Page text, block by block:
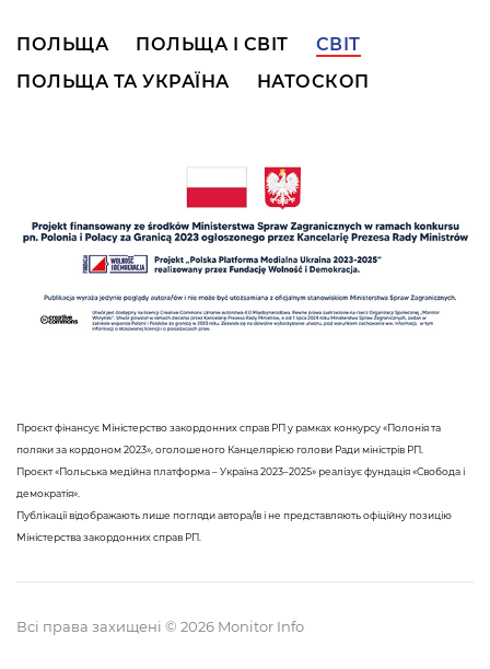
ПОЛЬЩА ПОЛЬЩА І СВІТ
СВІТ
ПОЛЬЩА ТА УКРАЇНА
НАТОСКОП
Проєкт фінансує Міністерство закордонних справ РП у рамках конкурсу «Полонія та
поляки за кордоном 2023», оголошеного Канцелярією голови Ради міністрів РП.
Проєкт «Польська медійна платформа – Україна 2023–2025» реалізує фундація «Свобода і
демократія».
Публікації відображають лише погляди автора/ів і не представляють офіційну позицію
Міністерства закордонних справ РП.
Всі права захищені © 2026 Monitor Info